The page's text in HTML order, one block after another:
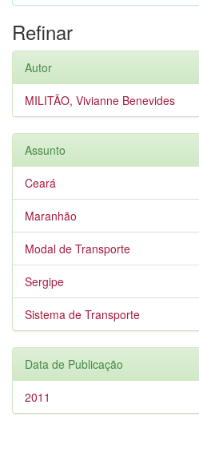
Refinar
Autor
MILITÃO, Vivianne Benevides
Assunto
Ceará
Maranhão
Modal de Transporte
Sergipe
Sistema de Transporte
Data de Publicação
2011